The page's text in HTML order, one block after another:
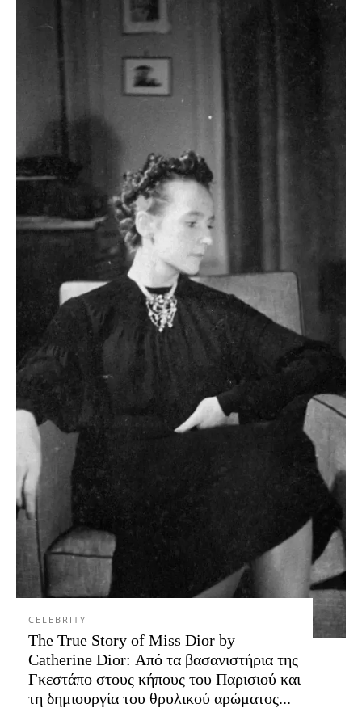
CELEBRITY
The True Story of Miss Dior by
Catherine Dior: Από τα βασανιστήρια της
Γκεστάπο στους κήπους του Παρισιού και
τη δημιουργία του θρυλικού αρώματος...